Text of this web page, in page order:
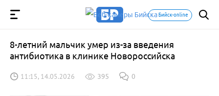
Бийск-online
8-летний мальчик умер из-за введения
антибиотика в клинике Новороссийска
11:15, 14.05.2026 395 0